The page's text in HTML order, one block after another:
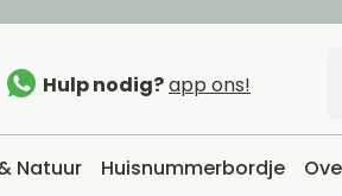
Hulp nodig?app ons!
Natuur Huisnummerbordje